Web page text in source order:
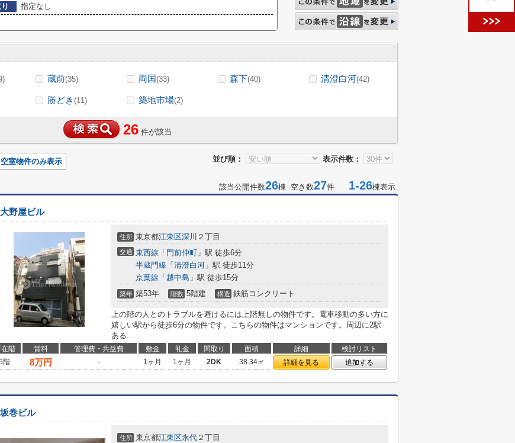
指定なし
蔵前(35) 両国(33) 森下(40) 清澄白河(42)
勝どき (11) 築地市場(2)
26 件が該当
並び順： 表示件数：
空室物件のみ表示
該当公開件数26棟 空き数27件 1-26棟表示
大野屋ビル
住所 東京都江東区深川 ２丁目
交通 東西線 「 門前仲町 」駅 徒歩6分
半蔵門線 「 清澄白河 」駅 徒歩11分
京葉線 「 越中島 」駅 徒歩15分
築年 築53年 階数 5階建 構造 鉄筋コンクリート
上の階の人とのトラブルを避けるには上階無しの物件です。電車移動の多い方に
嬉しい駅から徒歩6分の物件です。こちらの物件はマンションです。周辺に2駅
ある...
在階 賃料 管理費・共益費 敷金 礼金 間取り 面積 詳細
検討リスト
階
8万円 - 1ヶ月 1ヶ月 2DK 38.34㎡ 詳細を見る 追加する
坂巻ビル
住所 東京都江東区永代 ２丁目